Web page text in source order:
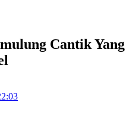
Cantik Yang